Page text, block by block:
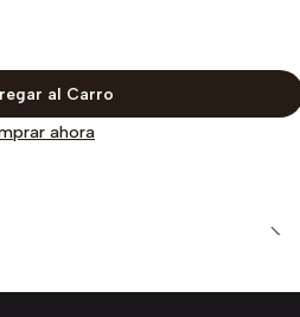
al Carro
ahora